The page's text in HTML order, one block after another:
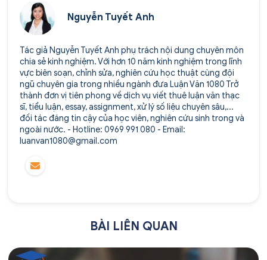
Nguyễn Tuyết Anh
Tác giả Nguyễn Tuyết Anh phụ trách nội dung chuyên môn
chia sẻ kinh nghiệm. Với hơn 10 năm kinh nghiệm trong lĩnh
vực biên soạn, chỉnh sửa, nghiên cứu học thuật cùng đội
ngũ chuyên gia trong nhiều ngành đưa Luận Văn 1080 Trở
thành đơn vị tiên phong về dịch vụ viết thuê luận văn thạc
sĩ, tiểu luận, essay, assignment, xử lý số liệu chuyên sâu,...
đối tác đáng tin cậy của học viên, nghiên cứu sinh trong và
ngoài nước. - Hotline: 0969 991 080 - Email:
luanvan1080@gmail.com
BÀI LIÊN QUAN